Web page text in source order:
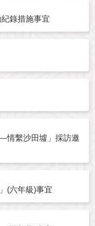
錄措施事宜
情繫沙田墟」採訪邀
(六年級)事宜